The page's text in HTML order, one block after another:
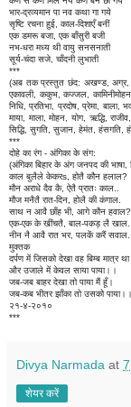
भार-द्रव्यमान पा नव कथा गा गये
सृष्टि रचना हुई, काल-दिशाएँ बनीं
एक डमरू बजा, एक बाँसुरी बजी
नभ-धरा मध्य थी वायु सनसनाती
सूर्य-चंदा सजे, चाँदनी लुभाती
***
(अब तक प्रस्तुत छंद: अखण्ड, अग्र,
एकावली, ककुभ, कज्जल, कामिनीमोहन
निधि, प्रतिभा, प्रदोष, प्रेमा, बाला,
माया, माला, मोहन, योग, ऋद्धि,
सिद्धि, सुगति, सुजान, हेमंत, हंसगति,
***
दोहे का रंग - अंगिका के संग:
(अंगिका बिहार के अंग जनपद की भाषा,
काल बुलैले केकरs, होतै कौन हलाल?
मौन अराधे दैव कै, ऐतै प्रातः काल..
मौज मनैतै रात-दिन, होलै की कंगाल.
साथ न आवै छाँह भी, आगे कौन हवाल?.
एक-एक के खींचतै, बाल-पकड़ लै खाल.
नीन नै आवै रात भर, पलकें करैं सवाल..
मुक्तक
दर्पण में जिसको देखा वह बिम्ब मात्र
और उजाले में केवल साया पाया।।
जब-जब बाहर देखा तो पाया मैं हूँ।
जब-कब भीतर झाँका तो उसको पाया।।
२१-४-२०१०
***
Divya Narmada at
शेयर करें